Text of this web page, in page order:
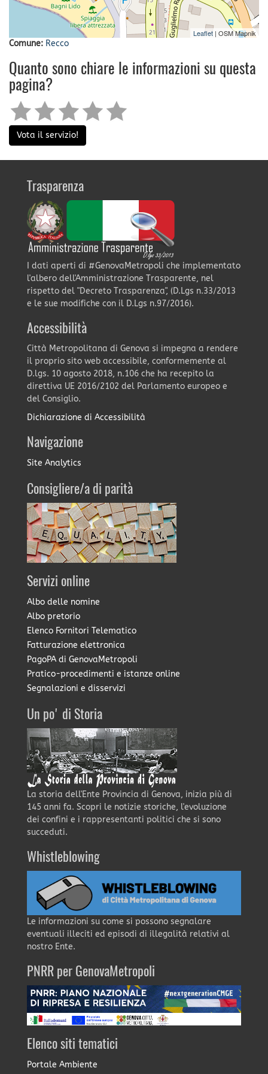
Leaflet | OSM Mapnik
Comune: Recco
Quanto sono chiare le informazioni su questa
pagina?
Vota il servizio!
Trasparenza
I dati aperti di #GenovaMetropoli che implementato
l'albero dell'Amministrazione Trasparente, nel
rispetto del "Decreto Trasparenza", (D.Lgs n.33/2013
e le sue modifiche con il D.Lgs n.97/2016).
Accessibilità
Città Metropolitana di Genova si impegna a rendere
il proprio sito web accessibile, conformemente al
D.lgs. 10 agosto 2018, n.106 che ha recepito la
direttiva UE 2016/2102 del Parlamento europeo e
del Consiglio.
Dichiarazione di Accessibilità
Navigazione
Site Analytics
Consigliere/a di parità
Servizi online
Albo delle nomine
Albo pretorio
Elenco Fornitori Telematico
Fatturazione elettronica
PagoPA di GenovaMetropoli
Pratico-procedimenti e istanze online
Segnalazioni e disservizi
Un po' di Storia
La storia dell'Ente Provincia di Genova, inizia più di
145 anni fa. Scopri le notizie storiche, l'evoluzione
dei confini e i rappresentanti politici che si sono
succeduti.
Whistleblowing
Le informazioni su come si possono segnalare
eventuali illeciti ed episodi di illegalità relativi al
nostro Ente.
PNRR per GenovaMetropoli
Elenco siti tematici
Portale Ambiente